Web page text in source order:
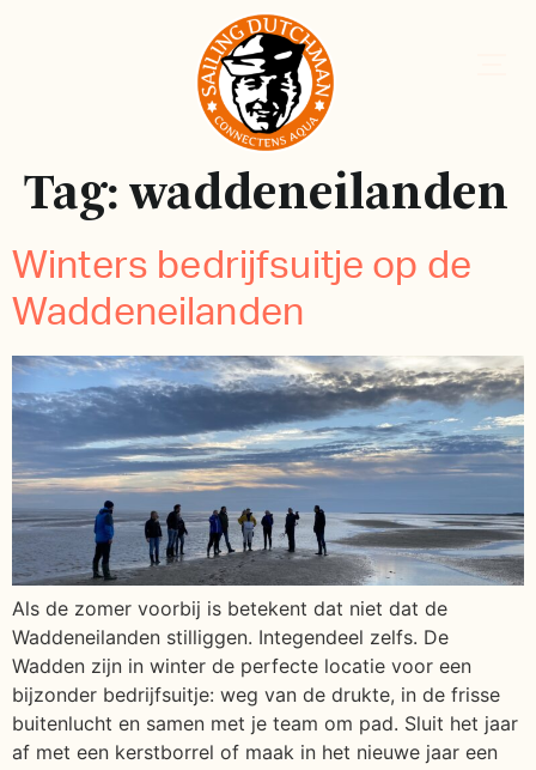
Tag:waddeneilanden
Winters bedrijfsuitje op de
Waddeneilanden
Als de zomer voorbij is betekent dat niet dat de
Waddeneilanden stilliggen. Integendeel zelfs. De
Wadden zijn in winter de perfecte locatie voor een
bijzonder bedrijfsuitje: weg van de drukte, in de frisse
buitenlucht en samen met je team om pad. Sluit het jaar
af met een kerstborrel of maak in het nieuwe jaar een